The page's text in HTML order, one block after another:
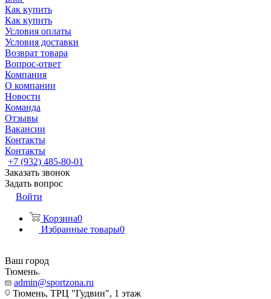
Как купить
Как купить
Условия оплаты
Условия доставки
Возврат товара
Вопрос-ответ
Компания
О компании
Новости
Команда
Отзывы
Вакансии
Контакты
Контакты
+7 (932) 485-80-01
Заказать звонок
Задать вопрос
Войти
Корзина0
Избранные товары0
Ваш город
Тюмень
admin@sportzona.ru
Тюмень, ТРЦ "Гудвин", 1 этаж